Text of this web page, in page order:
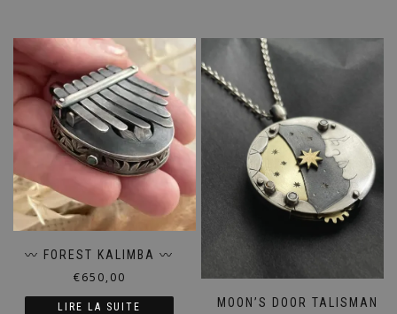
〰️ FOREST KALIMBA 〰️
€650,00
LIRE LA SUITE MOON’S DOOR TALISMAN